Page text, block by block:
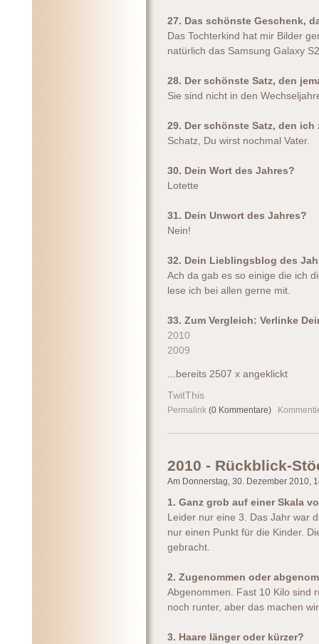
27. Das schönste Geschenk,
Das Tochterkind hat mir Bilder
natürlich das Samsung Galaxy
28. Der schönste Satz, den
Sie sind nicht in den
29. Der schönste Satz, den
Schatz, Du wirst nochmal Vater.
30. Dein Wort des Jahres?
Lotette
31. Dein Unwort des Jahres?
Nein!
32. Dein Lieblingsblog des
Ach da gab es so einige die ich
lese ich bei allen gerne mit.
33. Zum Vergleich: Verlinke
2010
2009
...bereits 2507 x angeklickt
TwitThis
Permalink (0 Kommentare)
2010 - Rückblick-
Am Donnerstag, 30. Dezember 2010,
1. Ganz grob auf einer Skala
Leider nur eine 3. Das Jahr war
nur einen Punkt für die Kinder.
gebracht.
2. Zugenommen oder
Abgenommen. Fast 10 Kilo sind
noch runter, aber das machen
3. Haare länger oder kürzer?